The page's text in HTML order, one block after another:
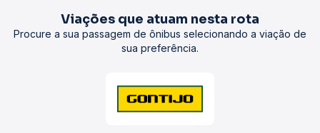
Viações que atuam nesta rota
Procure a sua passagem de ônibus selecionando a viação de
sua preferência.